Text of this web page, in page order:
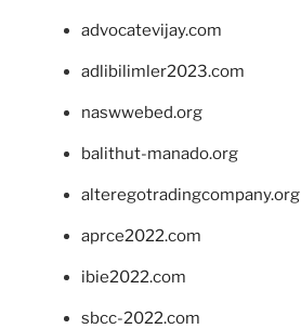
advocatevijay.com
adlibilimler2023.com
naswwebed.org
balithut-manado.org
alteregotradingcompany.org
aprce2022.com
ibie2022.com
sbcc-2022.com